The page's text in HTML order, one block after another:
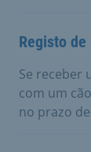
Registo de
Se receber
com um
no prazo